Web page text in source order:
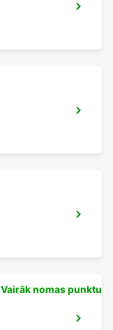
Vairāk nomas punktu